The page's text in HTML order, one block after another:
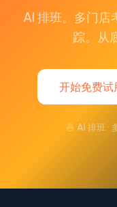
AI 排班。多门店
踪。从
开始免费试
🍜 AI 排班 ·